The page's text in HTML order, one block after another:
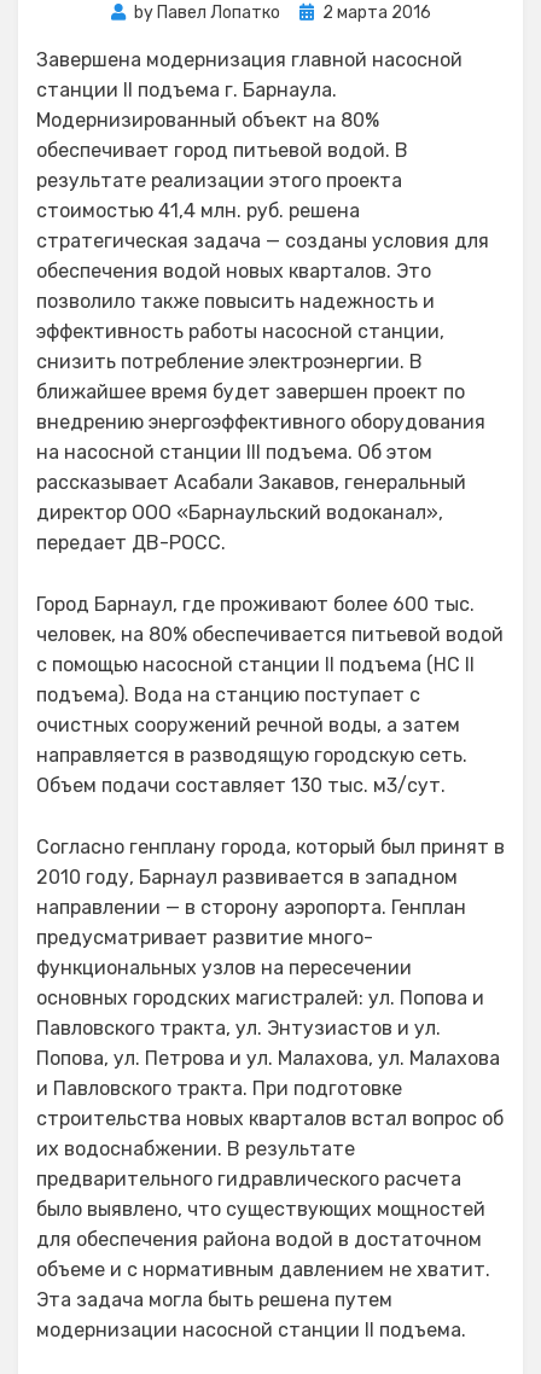
by Павел Лопатко
Posted
2 марта 2016
Завершена модернизация главной насосной
станции II подъема г. Барнаула.
Модернизированный объект на 80%
обеспечивает город питьевой водой. В
результате реализации этого проекта
стоимостью 41,4 млн. руб. решена
стратегическая задача — созданы условия для
обеспечения водой новых кварталов. Это
позволило также повысить надежность и
эффективность работы насосной станции,
снизить потребление электроэнергии. В
ближайшее время будет завершен проект по
внедрению энергоэффективного оборудования
на насосной станции III подъема. Об этом
рассказывает Асабали Закавов, генеральный
директор ООО «Барнаульский водоканал»,
передает ДВ-РОСС.
Город Барнаул, где проживают более 600 тыс.
человек, на 80% обеспечивается питьевой водой
с помощью насосной станции II подъема (НС II
подъема). Вода на станцию поступает с
очистных сооружений речной воды, а затем
направляется в разводящую городскую сеть.
Объем подачи составляет 130 тыс. м3/сут.
Согласно генплану города, который был принят в
2010 году, Барнаул развивается в западном
направлении — в сторону аэропорта. Генплан
предусматривает развитие много-
функциональных узлов на пересечении
основных городских магистралей: ул. Попова и
Павловского тракта, ул. Энтузиастов и ул.
Попова, ул. Петрова и ул. Малахова, ул. Малахова
и Павловского тракта. При подготовке
строительства новых кварталов встал вопрос об
их водоснабжении. В результате
предварительного гидравлического расчета
было выявлено, что существующих мощностей
для обеспечения района водой в достаточном
объеме и с нормативным давлением не хватит.
Эта задача могла быть решена путем
модернизации насосной станции II подъема.